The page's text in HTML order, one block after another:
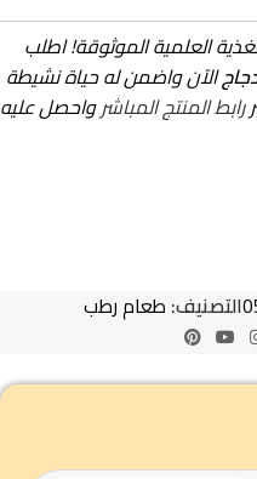
العلمية الموثوقة! اطلب
الآن واضمن له حياة نشيطة
رابط المنتج المباشرواحصل عليه
التصنيف: طعام رطب